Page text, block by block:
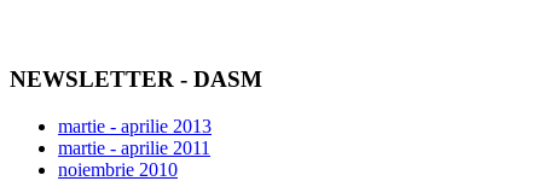
NEWSLETTER - DASM
martie - aprilie 2013
martie - aprilie 2011
noiembrie 2010